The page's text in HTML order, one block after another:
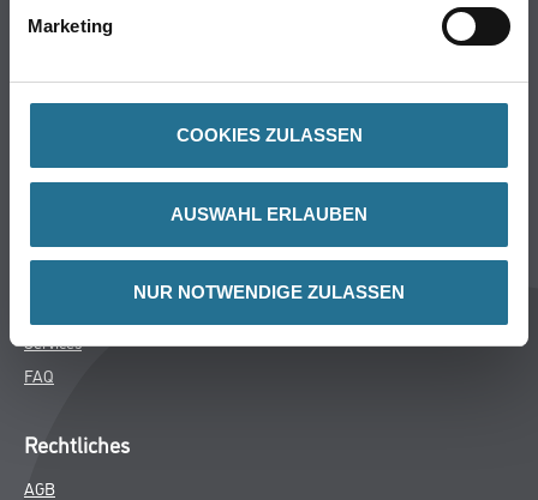
Marketing
COOKIES ZULASSEN
AUSWAHL ERLAUBEN
NUR NOTWENDIGE ZULASSEN
Wand- & Deckenbeläge
Über uns
MPlus
Services
FAQ
Rechtliches
AGB